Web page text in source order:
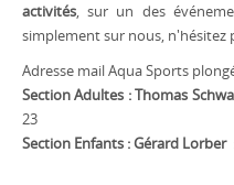
activités, sur un des
simplement sur nous, n'hésitez
Adresse mail Aqua Sports
Section Adultes : Thomas
23
Section Enfants : Gérard Lorber